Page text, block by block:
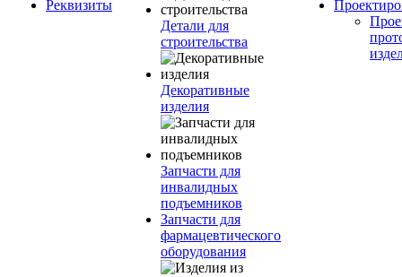
Реквизиты
Детали для
строительства
Декоративные
изделия
Запчасти для
инвалидных
подъемников
Запчасти для
фармацевтического
оборудования